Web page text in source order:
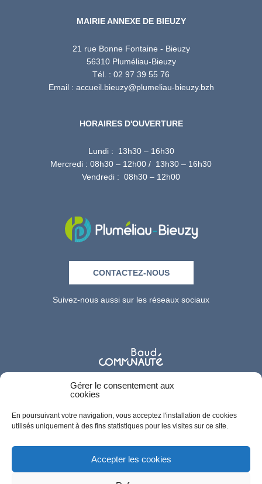
Gérer le consentement aux
cookies
En poursuivant votre navigation, vous acceptez l'installation de cookies
utilisés uniquement à des fins statistiques pour les visites sur ce site.
Accepter les cookies
MAIRIE ANNEXE DE BIEUZY
21 rue Bonne Fontaine - Bieuzy
56310 Pluméliau-Bieuzy
Tél. : 02 97 39 55 76
Email : accueil.bieuzy@plumeliau-bieuzy.bzh
HORAIRES D'OUVERTURE
Lundi : 13h30 – 16h30
Mercredi : 08h30 – 12h00 / 13h30 – 16h30
Vendredi : 08h30 – 12h00
CONTACTEZ-NOUS
Suivez-nous aussi sur les réseaux sociaux